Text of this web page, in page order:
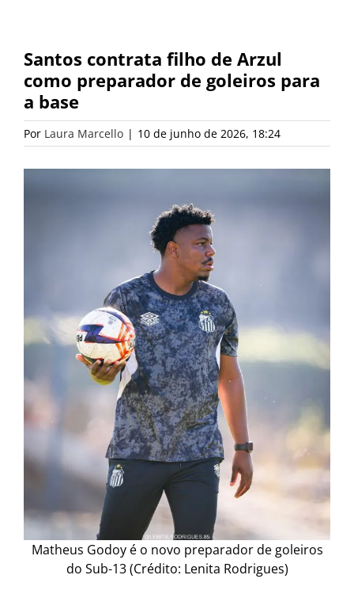
Santos contrata filho de Arzul
como preparador de goleiros para
a base
Por Laura Marcello | 10 de junho de 2026, 18:24
Matheus Godoy é o novo preparador de goleiros
do Sub-13 (Crédito: Lenita Rodrigues)